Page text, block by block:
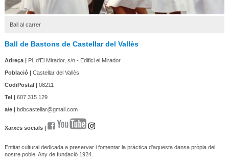
Ball al carrer
Ball de Bastons de Castellar del Vallès
Adreça |Pl. d'El Mirador, s/n - Edifici el Mirador
Població |Castellar del Vallès
CodiPostal |08211
Tel |607 315 129
a/e |bdbcastellar@gmail.com
Xarxes socials |
Entitat cultural dedicada a preservar i fomentar la pràctica d'aquesta dansa pròpia del
nostre poble. Any de fundació 1924.